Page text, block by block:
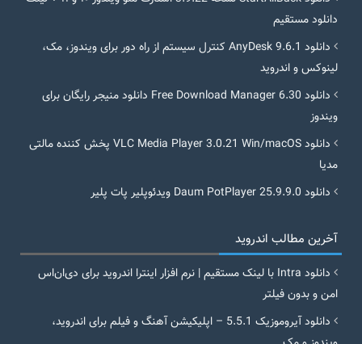
دانلود مستقیم
دانلود AnyDesk 9.6.1 کنترل سیستم از راه دور برای ویندوز، مک،
لینوکس و اندروید
دانلود Free Download Manager 6.30 دانلود منیجر رایگان برای
ویندوز
دانلود VLC Media Player 3.0.21 Win/macOS پخش کننده مالتی
مدیا
دانلود Daum PotPlayer 25.9.9.0 ویدئوپلیر پات پلیر
آخرین مطالب اندروید
دانلود Intra با لینک مستقیم | نرم افزار اینترا اندروید برای دی‌ان‌اس
امن و بدون فیلتر
دانلود آیروموزیک 5.5.1 – اپلیکیشن آهنگ و فیلم برای اندروید،